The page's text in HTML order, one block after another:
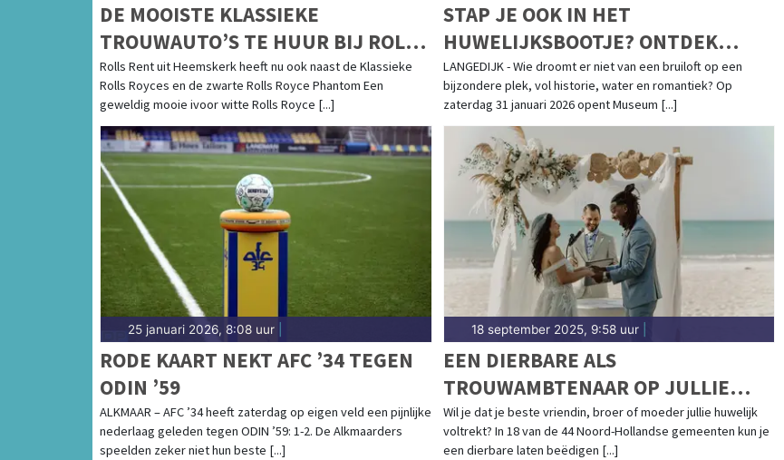
DE MOOISTE KLASSIEKE
TROUWAUTO’S TE HUUR BIJ ROLLS
RENT
Rolls Rent uit Heemskerk heeft nu ook naast de Klassieke
Rolls Royces en de zwarte Rolls Royce Phantom Een
geweldig mooie ivoor witte Rolls Royce [...]
STAP JE OOK IN HET
HUWELIJKSBOOTJE? ONTDEK
MUSEUM BROEKERVEILING
TIJDENS DE OPEN TROUWLOCATIE
ROUTE OP 31 JANUARI 2026
LANGEDIJK - Wie droomt er niet van een bruiloft op een
bijzondere plek, vol historie, water en romantiek? Op
zaterdag 31 januari 2026 opent Museum [...]
25 januari 2026, 8:08 uur
RODE KAART NEKT AFC ’34 TEGEN
ODIN ’59
ALKMAAR – AFC ’34 heeft zaterdag op eigen veld een pijnlijke
nederlaag geleden tegen ODIN ’59: 1-2. De Alkmaarders
speelden zeker niet hun beste [...]
18 september 2025, 9:58 uur|
EEN DIERBARE ALS
TROUWAMBTENAAR OP JULLIE
BRUILOFT? DIT KAN IN 18 VAN DE
44 NOORD-HOLLANDSE
Wil je dat je beste vriendin, broer of moeder jullie huwelijk
voltrekt? In 18 van de 44 Noord-Hollandse gemeenten kun je
een dierbare laten beëdigen [...]